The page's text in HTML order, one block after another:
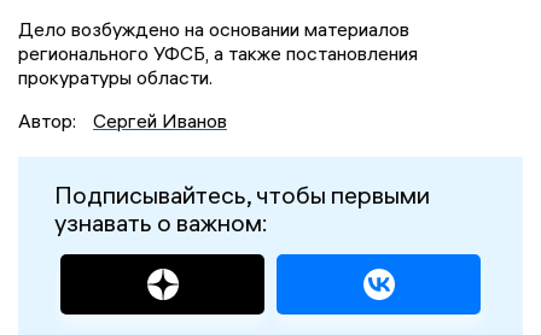
Дело возбуждено на основании материалов
регионального УФСБ, а также постановления
прокуратуры области.
Автор:
Сергей Иванов
Подписывайтесь, чтобы первыми
узнавать о важном: